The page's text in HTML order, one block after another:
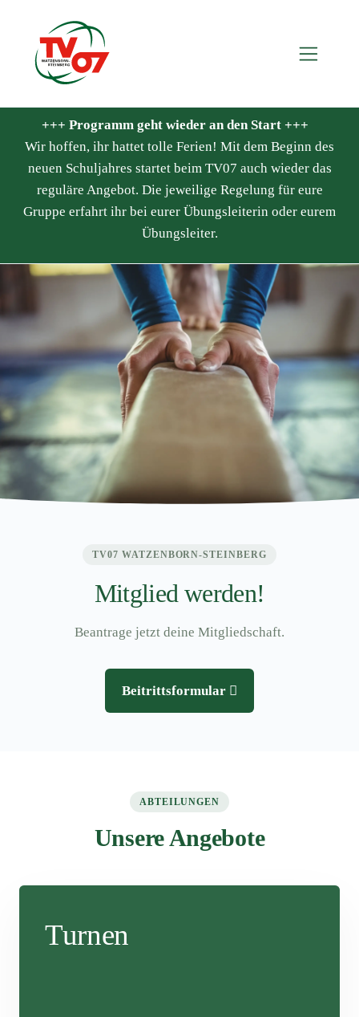
+++ Programm geht wieder an den Start +++
Wir hoffen, ihr hattet tolle Ferien! Mit dem Beginn des
neuen Schuljahres startet beim TV07 auch wieder das
reguläre Angebot. Die jeweilige Regelung für eure
Gruppe erfahrt ihr bei eurer Übungsleiterin oder eurem
Übungsleiter.
TV07 WATZENBORN-STEINBERG
Mitglied werden!
Beantrage jetzt deine Mitgliedschaft.
Beitrittsformular
ABTEILUNGEN
Unsere Angebote
Turnen